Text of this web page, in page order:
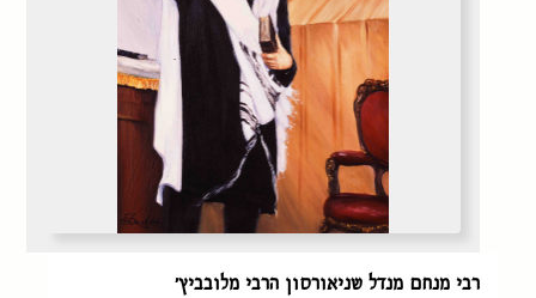
רבי מנחם מנדל שניאורסון הרבי מלובביץ׳